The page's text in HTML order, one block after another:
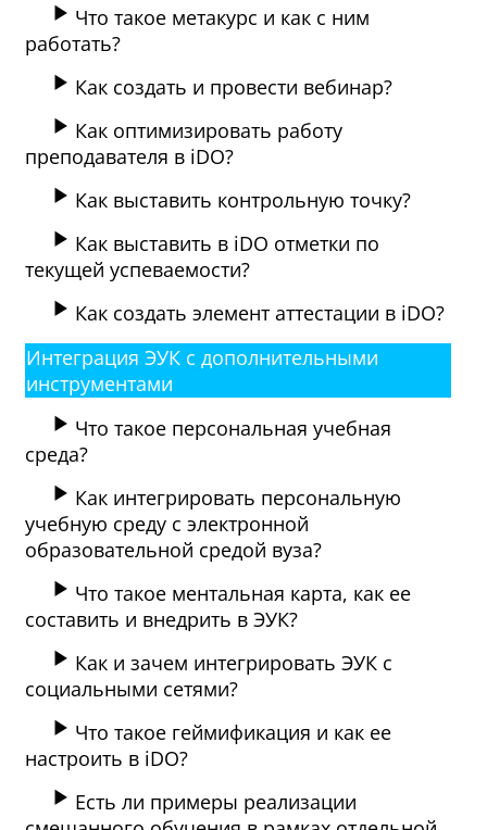
Что такое метакурс и как с ним
работать?
Как создать и провести вебинар?
Как оптимизировать работу
преподавателя в iDO?
Как выставить контрольную точку?
Как выставить в iDO отметки по
текущей успеваемости?
Как создать элемент аттестации в iDO?
Интеграция ЭУК с дополнительными
инструментами
Что такое персональная учебная
среда?
Как интегрировать персональную
учебную среду с электронной
образовательной средой вуза?
Что такое ментальная карта, как ее
составить и внедрить в ЭУК?
Как и зачем интегрировать ЭУК с
социальными сетями?
Что такое геймификация и как ее
настроить в iDO?
Есть ли примеры реализации